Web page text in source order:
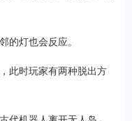
的灯也会反应。
此时玩家有两种脱出方